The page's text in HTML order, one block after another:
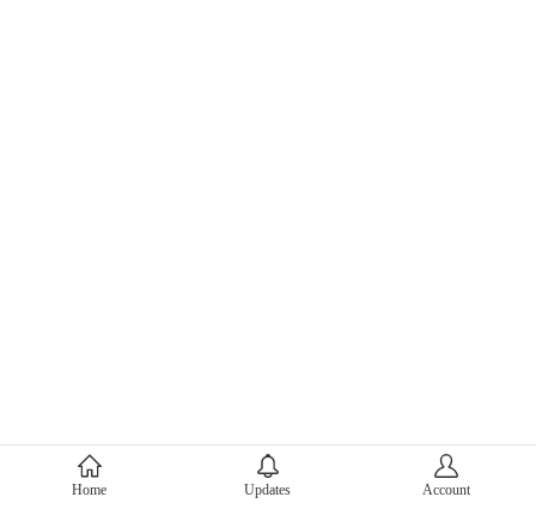
About Mercari
Corporate Site
Home Updates Account